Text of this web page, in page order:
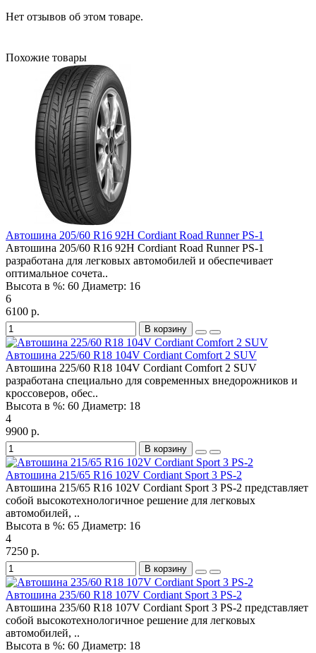
Нет отзывов об этом товаре.
Похожие товары
Автошина 205/60 R16 92H Cordiant Road Runner PS-1
Автошина 205/60 R16 92H Cordiant Road Runner PS-1
разработана для легковых автомобилей и обеспечивает
оптимальное сочета..
Высота в %: 60 Диаметр: 16
6
6100 р.
В корзину
Автошина 225/60 R18 104V Cordiant Comfort 2 SUV
Автошина 225/60 R18 104V Cordiant Comfort 2 SUV
разработана специально для современных внедорожников и
кроссоверов, обес..
Высота в %: 60 Диаметр: 18
4
9900 р.
В корзину
Автошина 215/65 R16 102V Cordiant Sport 3 PS-2
Автошина 215/65 R16 102V Cordiant Sport 3 PS-2 представляет
собой высокотехнологичное решение для легковых
автомобилей, ..
Высота в %: 65 Диаметр: 16
4
7250 р.
В корзину
Автошина 235/60 R18 107V Cordiant Sport 3 PS-2
Автошина 235/60 R18 107V Cordiant Sport 3 PS-2 представляет
собой высокотехнологичное решение для легковых
автомобилей, ..
Высота в %: 60 Диаметр: 18